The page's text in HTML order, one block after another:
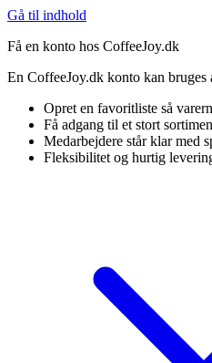
Gå til indhold
Få en konto hos CoffeeJoy.dk
En CoffeeJoy.dk konto kan
Opret en favoritliste så
Få adgang til et stort
Medarbejdere står klar med
Fleksibilitet og hurtig